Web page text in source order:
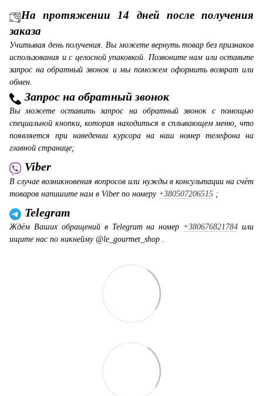
На протяжении 14 дней после получения
заказа
Учитывая день получения. Вы можете вернуть товар без признаков
использования и с целосной упаковкой. Позвоните нам или оставьте
запрос на обратный звонок и мы поможем оформить возврат или
обмен.
Запрос на обратный звонок
Вы можете оставить запрос на обратный звонок с помощью
специальной кнопки, которая находиться в сплывающем меню, что
появляется при наведении курсора на наш номер телефона на
главной странице;
Viber
В случае возникновения вопросов или нужды в консультации на счёт
товаров напишите нам в Viber по номеру +380507206515 ;
Telegram
Ждём Ваших обращений в Telegram на номер +380676821784 или
ищите нас по никнейму @le_gourmet_shop .